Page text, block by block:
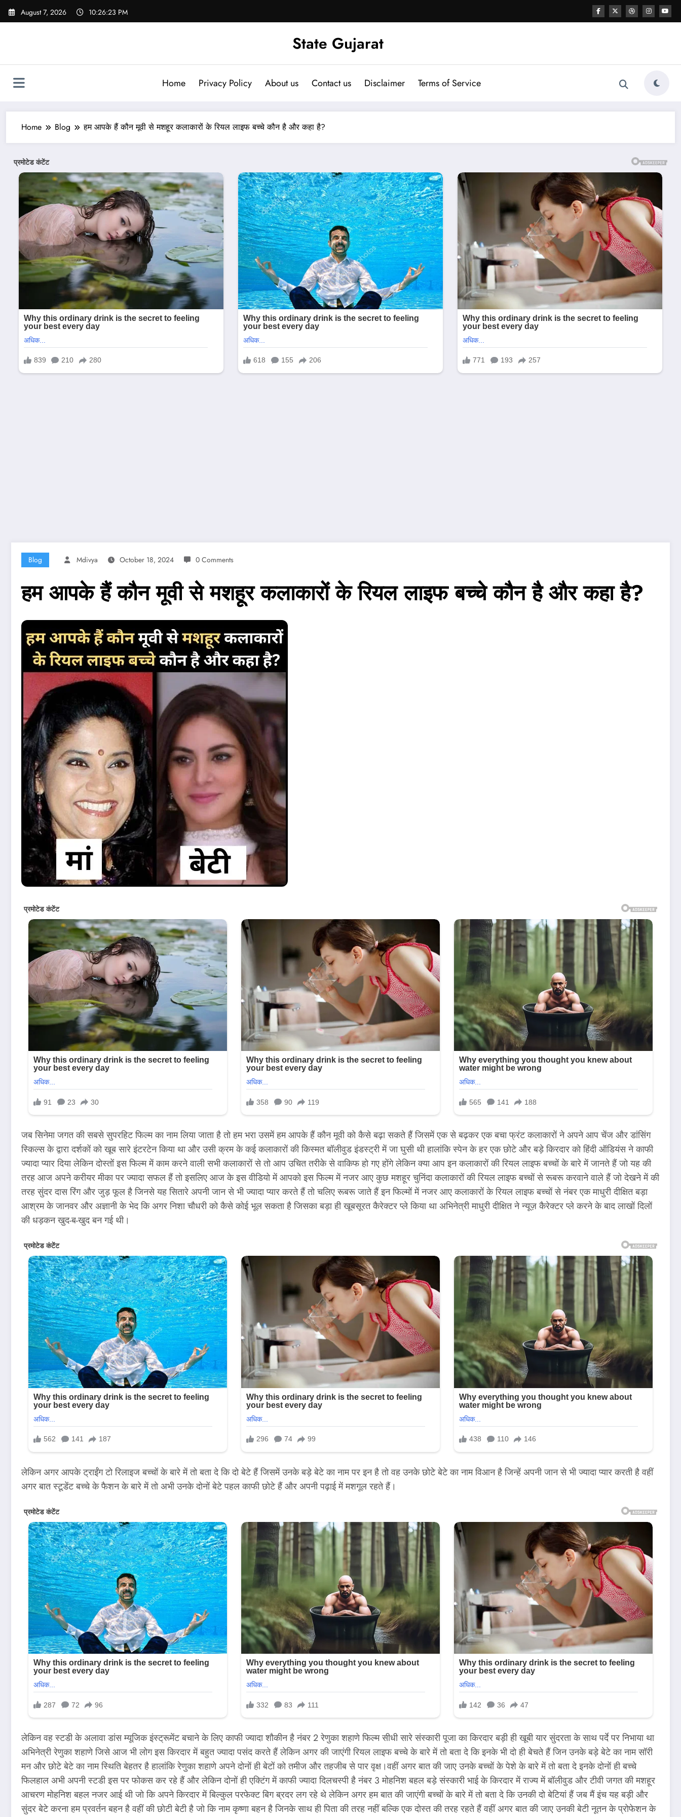
Skip
August 7, 2026 10:26:24 PM
State Gujarat
Home Privacy Policy About us Contact us Disclaimer Terms of Service
Home Blog हम आपके हैं कौन मूवी से मशहूर कलाकारों के रियल लाइफ बच्चे कौन है और कहा है?
Blog Mdivya October 18, 2024 0 Comments
हम आपके हैं कौन मूवी से मशहूर कलाकारों के रियल लाइफ बच्चे कौन है और कहा है?
जब सिनेमा जगत की सबसे सुपरहिट फिल्म का नाम लिया जाता है तो हम भरा उसमें हम आपके हैं कौन मूवी को कैसे बढ़ा सकते हैं जिसमें एक से बढ़कर एक बचा फ्रंट कलाकारों ने अपने आप चेंज और डांसिंग
स्किल्स के द्वारा दर्शकों को खूब सारे इंटरटेन किया था और उसी क्रम के कई कलाकारों की किस्मत बॉलीवुड इंडस्ट्री में जा घुसी थी हालांकि स्पेन के हर एक छोटे और बड़े किरदार को हिंदी ऑडियंस ने काफी
ज्यादा प्यार दिया लेकिन दोस्तों इस फिल्म में काम करने वाली सभी कलाकारों से तो आप उचित तरीके से वाकिफ हो गए होंगे लेकिन क्या आप इन कलाकारों की रियल लाइफ बच्चों के बारे में जानते हैं जो यह की
तरह आज अपने करीयर मीका पर ज्यादा सफल हैं तो इसलिए आज के इस वीडियो में आपको इस फिल्म में नजर आए कुछ मशहूर चुनिंदा कलाकारों की रियल लाइफ बच्चों से रूबरू करवाने वाले हैं जो देखने में की
तरह सुंदर दास रिंग और जुड़ फूल है जिनसे यह सितारे अपनी जान से भी ज्यादा प्यार करते हैं तो चलिए रूबरू जाते हैं इन फिल्मों में नजर आए कलाकारों के रियल लाइफ बच्चों से नंबर एक माधुरी दीक्षित बड़ा
आश्रम के जानवर और अज्ञानी के भेद कि अगर निशा चौधरी को कैसे कोई भूल सकता है जिसका बड़ा ही खूबसूरत कैरेक्टर प्ले किया था अभिनेत्री माधुरी दीक्षित ने न्यूज़ कैरेक्टर प्ले करने के बाद लाखों दिलों
की धड़कन खुद-ब-खुद बन गई थी।
लेकिन अगर आपके ट्राईंग टो रिलाइज बच्चों के बारे में तो बता दे कि दो बेटे हैं जिसमें उनके बड़े बेटे का नाम पर इन है तो वह उनके छोटे बेटे का नाम विआन है जिन्हें अपनी जान से भी ज्यादा प्यार करती है वहीं
अगर बात स्टूडेंट बच्चे के फैशन के बारे में तो अभी उनके दोनों बेटे पहल काफी छोटे हैं और अपनी पढ़ाई में मशगूल रहते हैं।
लेकिन वह स्टडी के अलावा डांस म्यूजिक इंस्ट्रूमेंट बचाने के लिए काफी ज्यादा शौकीन है नंबर 2 रेणुका शहाणे फिल्म सीधी सारे संस्कारी पूजा का किरदार बड़ी ही खूबी यार सुंदरता के साथ पर्दे पर निभाया था
अभिनेत्री रेणुका शहाणे जिसे आज भी लोग इस किरदार में बहुत ज्यादा पसंद करते हैं लेकिन अगर की जाएंगी रियल लाइफ बच्चे के बारे में तो बता दे कि इनके भी दो ही बेचते हैं जिन उनके बड़े बेटे का नाम सॉरी
मन और छोटे बेटे का नाम स्थिति बेहतर है हालांकि रेणुका शहाणे अपने दोनों ही बेटों को तमीज और तहजीब से पार वृक्ष।वहीं अगर बात की जाए उनके बच्चों के पेशे के बारे में तो बता दे इनके दोनों ही बच्चे
फिलहाल अभी अपनी स्टडी इस पर फोकस कर रहे हैं और लेकिन दोनों ही एक्टिंग में काफी ज्यादा दिलचस्पी है नंबर 3 मोहनिश बहल बड़े संस्कारी भाई के किरदार में राज्य में बॉलीवुड और टीवी जगत की मशहूर
आचरण मोहनिश बहल नजर आई थी जो कि अपने किरदार में बिल्कुल परफेक्ट बिग ब्रदर लग रहे थे लेकिन अगर हम बात की जाएंगी बच्चों के बारे में तो बता दे कि उनकी दो बेटियां हैं जब मैं इंच यह बड़ी और
सुंदर बेटे करना हम प्रवर्तन बहन है वहीं की छोटी बेटी है जो कि नाम कृष्णा बहन है जिनके साथ ही पिता की तरह नहीं बल्कि एक दोस्त की तरह रहते हैं वहीं अगर बात की जाए उनकी बेटी नूतन के प्रोफेशन के